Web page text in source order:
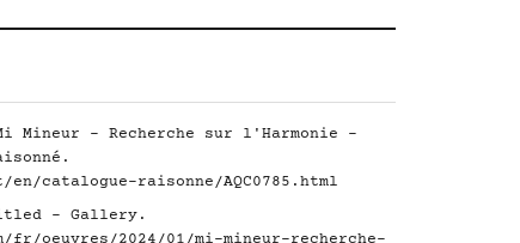
Mineur - Recherche sur l'Harmonie -
catalogue-raisonne/AQC0785.html
- Gallery.
fr/oeuvres/2024/01/mi-mineur-recherche-